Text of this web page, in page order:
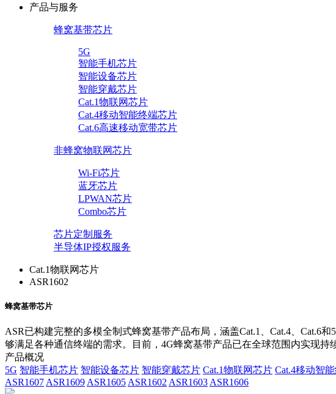
产品与服务
蜂窝基带芯片
5G
智能手机芯片
智能设备芯片
智能穿戴芯片
Cat.1物联网芯片
Cat.4移动智能终端芯片
Cat.6高速移动宽带芯片
非蜂窝物联网芯片
Wi-Fi芯片
蓝牙芯片
LPWAN芯片
Combo芯片
芯片定制服务
半导体IP授权服务
Cat.1物联网芯片
ASR1602
蜂窝基带芯片
ASR已构建完整的多模全制式蜂窝基带产品布局，涵盖Cat.1、Cat.4、Cat.6
够满足各种通信终端的需求。目前，4G蜂窝基带产品已在全球范围内实现持
产品概况
5G 智能手机芯片 智能设备芯片 智能穿戴芯片 Cat.1物联网芯片 Cat.4移动智
ASR1607 ASR1609 ASR1605 ASR1602 ASR1603 ASR1606